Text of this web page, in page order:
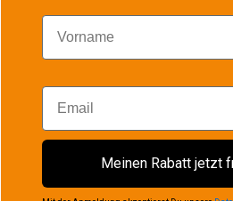
Vorname
Email
Meinen Rabatt jetzt